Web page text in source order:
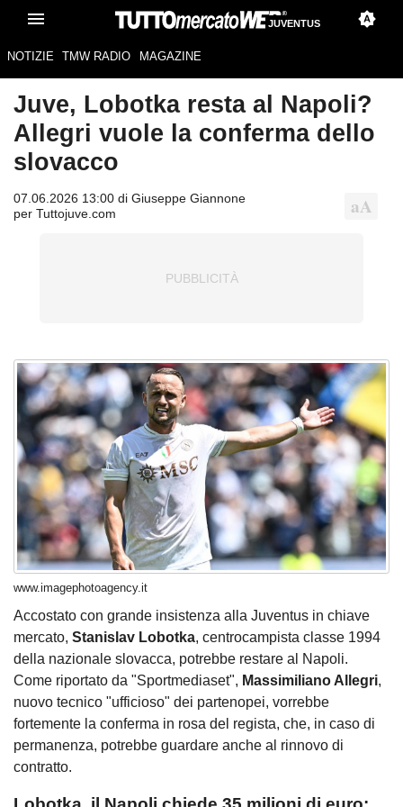
JUVENTUS
NOTIZIE TMW RADIO MAGAZINE
Juve, Lobotka resta al Napoli?
Allegri vuole la conferma dello
slovacco
07.06.2026 13:00 di Giuseppe Giannone
per Tuttojuve.com
www.imagephotoagency.it
Accostato con grande insistenza alla Juventus in chiave
mercato, Stanislav Lobotka, centrocampista classe 1994
della nazionale slovacca, potrebbe restare al Napoli.
Come riportato da "Sportmediaset", Massimiliano Allegri,
nuovo tecnico "ufficioso" dei partenopei, vorrebbe
fortemente la conferma in rosa del regista, che, in caso di
permanenza, potrebbe guardare anche al rinnovo di
contratto.